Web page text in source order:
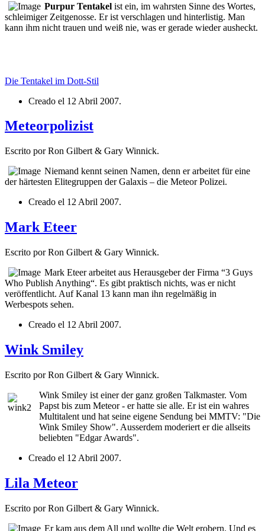
Purpur Tentakel ist ein, im wahrsten Sinne des Wortes,
schleimiger Zeitgenosse. Er ist verschlagen und hinterlistig. Man
kann ihm nicht trauen und weiß nie, was er gerade wieder ausheckt.
Die Tentakel im Dott-Stil
Creado el 12 Abril 2007.
Meteorpolizist
Escrito por Ron Gilbert & Gary Winnick.
Niemand kennt seinen Namen, denn er arbeitet für eine
der härtesten Elitegruppen der Galaxis – die Meteor Polizei.
Creado el 12 Abril 2007.
Mark Eteer
Escrito por Ron Gilbert & Gary Winnick.
Mark Eteer arbeitet aus Herausgeber der Firma “3 Guys
Who Publish Anything“. Es gibt praktisch nichts, was er nicht
veröffentlicht. Auf Kanal 13 kann man ihn regelmäßig in
Werbespots sehen.
Creado el 12 Abril 2007.
Wink Smiley
Escrito por Ron Gilbert & Gary Winnick.
Wink Smiley ist einer der ganz großen Talkmaster. Vom
Papst bis zum Meteor - er hatte sie alle. Er ist ein wahres
Multitalent und hat seine eigene Sendung bei MMTV: "Die
Wink Smiley Show". Ausserdem moderiert er die allseits
beliebten "Edgar Awards".
Creado el 12 Abril 2007.
Lila Meteor
Escrito por Ron Gilbert & Gary Winnick.
Er kam aus dem All und wollte die Welt erobern. Und es